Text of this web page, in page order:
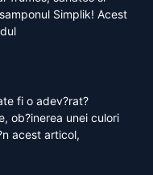
Simplik! Acest
fi o adev?rat?
ob?inerea unei culori
acest articol,